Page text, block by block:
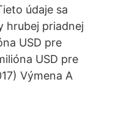
údaje sa
hrubej priadnej
USD pre
USD pre
Výmena A